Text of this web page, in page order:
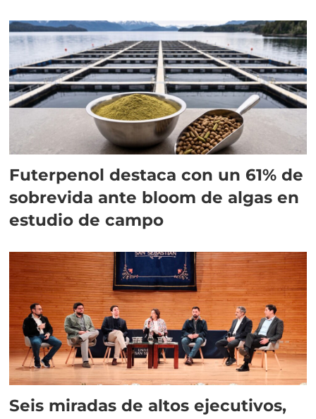
Futerpenol destaca con un 61% de
sobrevida ante bloom de algas en
estudio de campo
Seis miradas de altos ejecutivos,